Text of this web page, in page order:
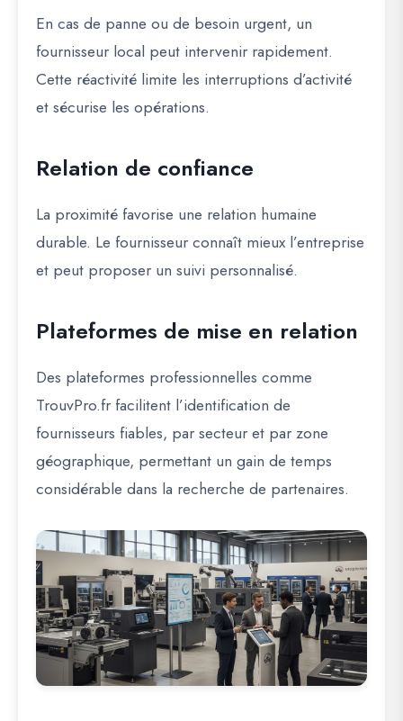
En cas de panne ou de besoin urgent, un
fournisseur local peut intervenir rapidement.
Cette réactivité limite les interruptions d’activité
et sécurise les opérations.
Relation de confiance
La proximité favorise une relation humaine
durable. Le fournisseur connaît mieux l’entreprise
et peut proposer un suivi personnalisé.
Plateformes de mise en relation
Des plateformes professionnelles comme
TrouvPro.fr facilitent l’identification de
fournisseurs fiables, par secteur et par zone
géographique, permettant un gain de temps
considérable dans la recherche de partenaires.